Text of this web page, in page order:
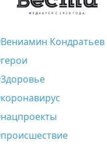
Вениамин Кондратьев
герои
Здоровье
коронавирус
нацпроекты
происшествие